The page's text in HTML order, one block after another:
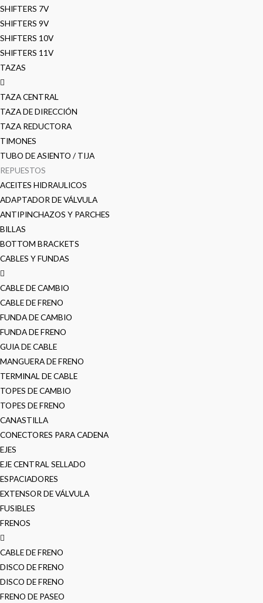
SHIFTERS 7V
SHIFTERS 9V
SHIFTERS 10V
SHIFTERS 11V
TAZAS
TAZA CENTRAL
TAZA DE DIRECCIÓN
TAZA REDUCTORA
TIMONES
TUBO DE ASIENTO / TIJA
REPUESTOS
ACEITES HIDRAULICOS
ADAPTADOR DE VÁLVULA
ANTIPINCHAZOS Y PARCHES
BILLAS
BOTTOM BRACKETS
CABLES Y FUNDAS
CABLE DE CAMBIO
CABLE DE FRENO
FUNDA DE CAMBIO
FUNDA DE FRENO
GUIA DE CABLE
MANGUERA DE FRENO
TERMINAL DE CABLE
TOPES DE CAMBIO
TOPES DE FRENO
CANASTILLA
CONECTORES PARA CADENA
EJES
EJE CENTRAL SELLADO
ESPACIADORES
EXTENSOR DE VÁLVULA
FUSIBLES
FRENOS
CABLE DE FRENO
DISCO DE FRENO
DISCO DE FRENO
FRENO DE PASEO